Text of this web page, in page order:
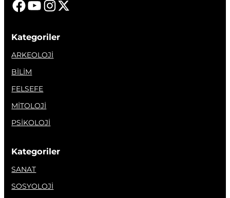
Kategoriler
ARKEOLOJİ
BİLİM
FELSEFE
MİTOLOJİ
PSİKOLOJİ
Kategoriler
SANAT
SOSYOLOJİ